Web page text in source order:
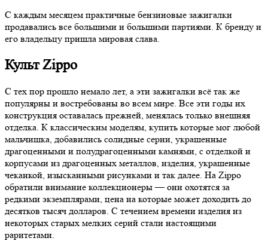
С каждым месяцем практичные бензиновые зажигалки
продавались все большими и большими партиями. К бренду и
его владельцу пришла мировая слава.
Культ Zippo
С тех пор прошло немало лет, а эти зажигалки всё так же
популярны и востребованы во всем мире. Все эти годы их
конструкция оставалась прежней, менялась только внешняя
отделка. К классическим моделям, купить которые мог любой
мальчишка, добавились солидные серии, украшенные
драгоценными и полудрагоценными камнями, с отделкой и
корпусами из драгоценных металлов, изделия, украшенные
чеканкой, изысканными рисунками и так далее. На Zippo
обратили внимание коллекционеры — они охотятся за
редкими экземплярами, цена на которые может доходить до
десятков тысяч долларов. С течением времени изделия из
некоторых старых мелких серий стали настоящими
раритетами.